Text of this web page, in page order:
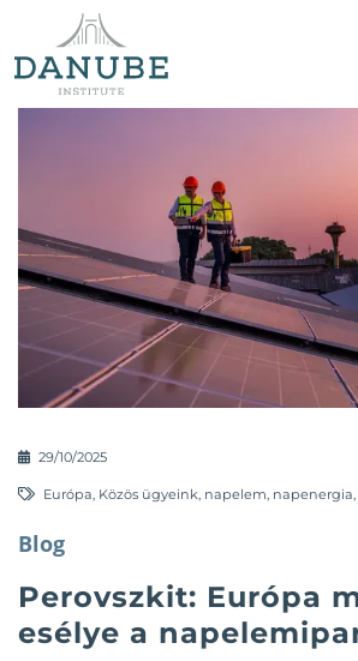
29/10/2025
Európa, Közös ügyeink, napelem, napenergia,
Blog
Perovszkit: Európa
esélye a